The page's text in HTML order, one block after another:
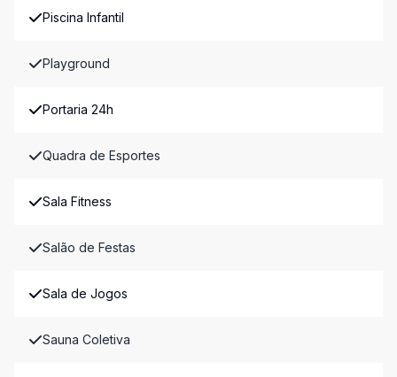
Piscina Infantil
Playground
Portaria 24h
Quadra de Esportes
Sala Fitness
Salão de Festas
Sala de Jogos
Sauna Coletiva